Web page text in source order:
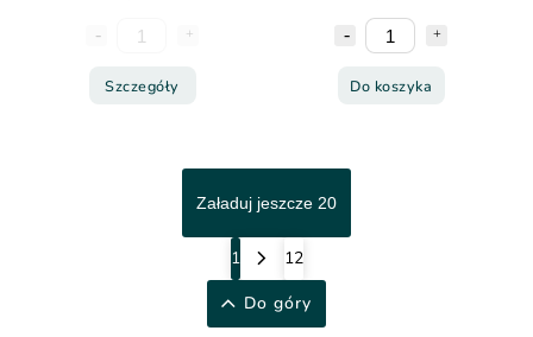
Szczegóły Do koszyka
Załaduj jeszcze 20
1
12
Do góry